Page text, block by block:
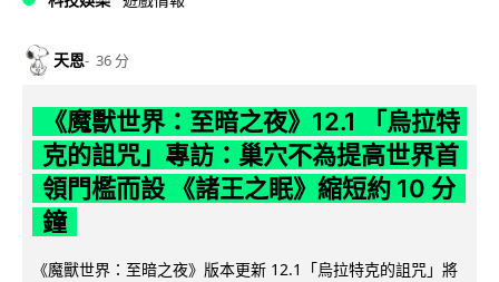
天恩 36 分
《魔獸世界：至暗之夜》12.1 「烏拉特
克的詛咒」專訪：巢穴不為提高世界首
領門檻而設 《諸王之眠》縮短約 10 分
鐘
《魔獸世界：至暗之夜》版本更新 12.1「烏拉特克的詛咒」將